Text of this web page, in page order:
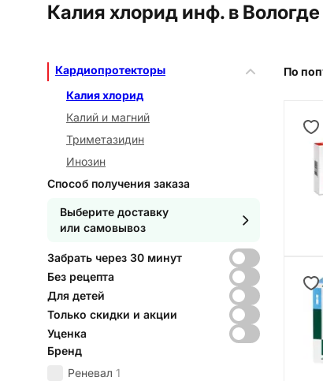
Калия хлорид инф. в Вологде
Кардиопротекторы
Калия хлорид
Калий и магний
Триметазидин
Инозин
Способ получения заказа
Выберите доставку
или самовывоз
Забрать через 30 минут
Без рецепта
Для детей
Только скидки и акции
Уценка
Бренд
Реневал 1
По